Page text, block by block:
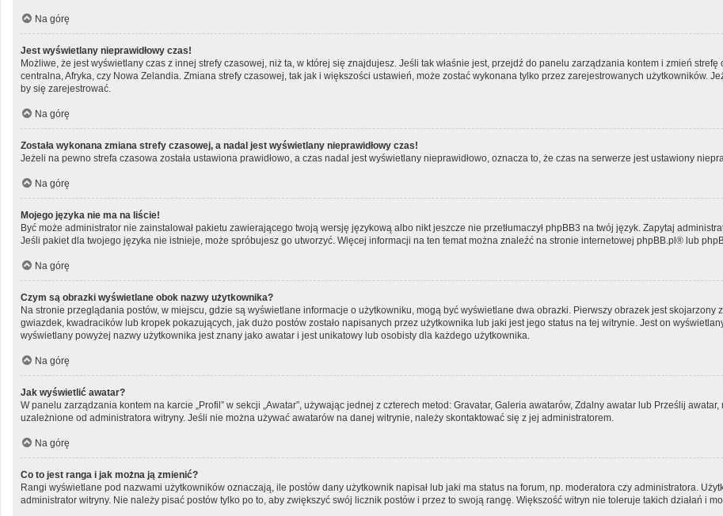
Na górę
Jest wyświetlany nieprawidłowy czas!
Możliwe, że jest wyświetlany czas z innej strefy czasowej, niż ta, w której się znajdujesz. Jeśli tak właśnie jest, przejdź do panelu zarządzania kontem i zmień
centralna, Afryka, czy Nowa Zelandia. Zmiana strefy czasowej, tak jak i większości ustawień, może zostać wykonana tylko przez zarejestrowanych użytkowników.
by się zarejestrować.
Na górę
Została wykonana zmiana strefy czasowej, a nadal jest wyświetlany nieprawidłowy czas!
Jeżeli na pewno strefa czasowa została ustawiona prawidłowo, a czas nadal jest wyświetlany nieprawidłowo, oznacza to, że czas na serwerze jest ustawiony
Na górę
Mojego języka nie ma na liście!
Być może administrator nie zainstalował pakietu zawierającego twoją wersję językową albo nikt jeszcze nie przetłumaczył phpBB3 na twój język. Zapytaj
Jeśli pakiet dla twojego języka nie istnieje, może spróbujesz go utworzyć. Więcej informacji na ten temat można znaleźć na stronie internetowej phpBB.pl ® lub
Na górę
Czym są obrazki wyświetlane obok nazwy użytkownika?
Na stronie przeglądania postów, w miejscu, gdzie są wyświetlane informacje o użytkowniku, mogą być wyświetlane dwa obrazki. Pierwszy obrazek jest
gwiazdek, kwadracików lub kropek pokazujących, jak dużo postów zostało napisanych przez użytkownika lub jaki jest jego status na tej witrynie. Jest on
wyświetlany powyżej nazwy użytkownika jest znany jako awatar i jest unikatowy lub osobisty dla każdego użytkownika.
Na górę
Jak wyświetlić awatar?
W panelu zarządzania kontem na karcie „Profil” w sekcji „Awatar”, używając jednej z czterech metod: Gravatar, Galeria awatarów, Zdalny awatar lub Prześlij
uzależnione od administratora witryny. Jeśli nie można używać awatarów na danej witrynie, należy skontaktować się z jej administratorem.
Na górę
Co to jest ranga i jak można ją zmienić?
Rangi wyświetlane pod nazwami użytkowników oznaczają, ile postów dany użytkownik napisał lub jaki ma status na forum, np. moderatora czy administratora.
administrator witryny. Nie należy pisać postów tylko po to, aby zwiększyć swój licznik postów i przez to swoją rangę. Większość witryn nie toleruje takich działań i